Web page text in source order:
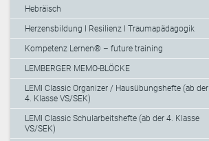
Hebräisch
Herzensbildung I Resilienz I Traumapädagogik
Kompetenz Lernen® – future training
LEMBERGER MEMO-BLÖCKE
LEMI Classic Organizer / Hausübungshefte (ab der
4. Klasse VS/SEK)
LEMI Classic Schularbeitshefte (ab der 4. Klasse
VS/SEK)